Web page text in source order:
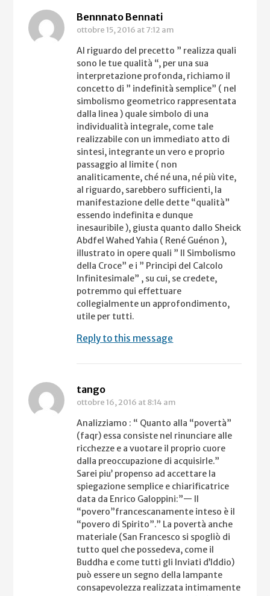
Bennnato Bennati
ottobre 15, 2016 at 7:12 am
Al riguardo del precetto ” realizza quali
sono le tue qualità “, per una sua
interpretazione profonda, richiamo il
concetto di ” indefinità semplice” ( nel
simbolismo geometrico rappresentata
dalla linea ) quale simbolo di una
individualità integrale, come tale
realizzabile con un immediato atto di
sintesi, integrante un vero e proprio
passaggio al limite ( non
analiticamente, ché né una, né più vite,
al riguardo, sarebbero sufficienti, la
manifestazione delle dette “qualità”
essendo indefinita e dunque
inesauribile ), giusta quanto dallo Sheick
Abdfel Wahed Yahia ( René Guénon ),
illustrato in opere quali ” Il Simbolismo
della Croce” e i ” Principi del Calcolo
Infinitesimale” , su cui, se credete,
potremmo qui effettuare
collegialmente un approfondimento,
utile per tutti.
Reply to this message
tango
ottobre 16, 2016 at 8:14 am
Analizziamo : “ Quanto alla “povertà”
(faqr) essa consiste nel rinunciare alle
ricchezze e a vuotare il proprio cuore
dalla preoccupazione di acquisirle.”
Sarei piu’ propenso ad accettare la
spiegazione semplice e chiarificatrice
data da Enrico Galoppini:”— Il
“povero”francescanamente inteso è il
“povero di Spirito”.” La povertà anche
materiale (San Francesco si spogliò di
tutto quel che possedeva, come il
Buddha e come tutti gli Inviati d’Iddio)
può essere un segno della lampante
consapevolezza realizzata intimamente